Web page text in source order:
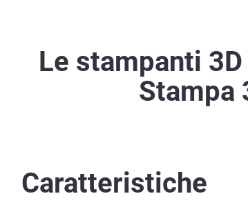
Le stampanti
Stampa
Caratteristiche